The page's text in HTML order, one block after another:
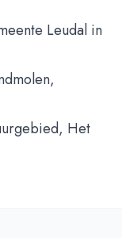
Leudal in
Het